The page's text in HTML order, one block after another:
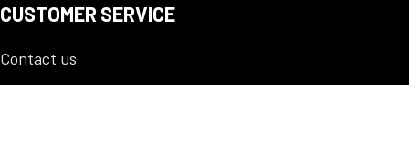
CUSTOMER SERVICE
Contact us